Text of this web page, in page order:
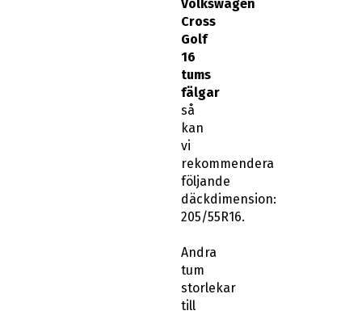
Volkswagen
Cross
Golf
16
tums
fälgar
så
kan
vi
rekommendera
följande
däckdimension:
205/55R16.
Andra
tum
storlekar
till